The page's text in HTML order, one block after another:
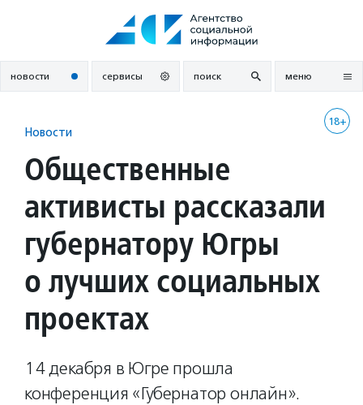
новости сервисы поиск меню
18+
Новости
Общественные
активисты рассказали
губернатору Югры
о лучших социальных
проектах
14 декабря в Югре прошла
конференция «Губернатор онлайн».